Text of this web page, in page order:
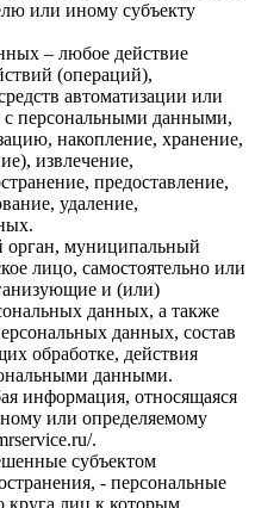
или иному субъекту
– любое действие
(операций),
автоматизации или
с персональными данными,
накопление, хранение,
извлечение,
предоставление,
удаление,
орган, муниципальный
лицо, самостоятельно или
и (или)
данных, а также
данных, состав
обработке, действия
данными.
информация, относящаяся
или определяемому
.
субъектом
- персональные
круга лиц к которым